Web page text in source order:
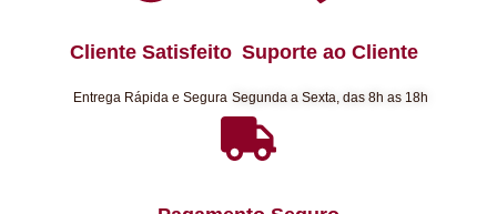
Cliente Satisfeito
Entrega Rápida e Segura
Suporte ao Cliente
Segunda a Sexta, das 8h as 18h